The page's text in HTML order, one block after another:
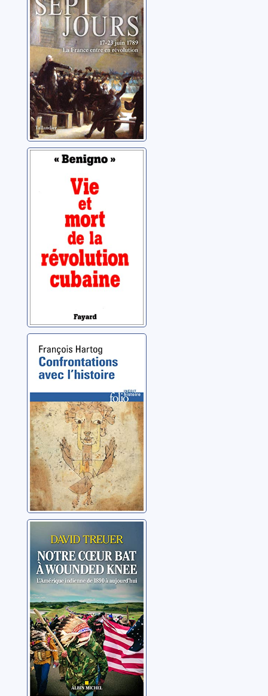
Waresquiel, Emmanuel
de
Vie et mort de la
révolution
cubaine
Alarcón Ramirez, Dariel
Confrontations
avec l’histoire
Hartog, François
Notre coeur bat à
Wounded Knee
Treuer, David